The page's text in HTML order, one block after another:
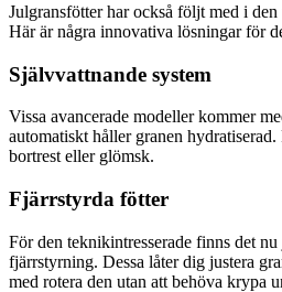
Julgransfötter har också följt med i
Här är några innovativa lösningar för
Självvattnande system
Vissa avancerade modeller kommer
automatiskt håller granen
bortrest eller glömsk.
Fjärrstyrda fötter
För den teknikintresserade finns det
fjärrstyrning. Dessa låter dig justera
med rotera den utan att behöva krypa